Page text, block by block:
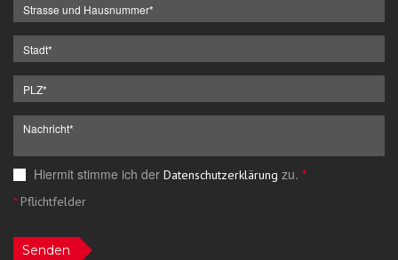
Hiermit stimme ich der Datenschutzerklärung zu. *
*Pflichtfelder
Senden